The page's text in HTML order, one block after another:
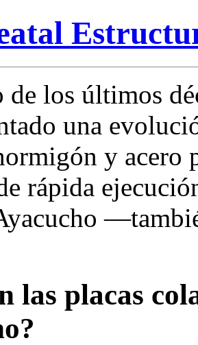
los últimos
una
y acero
rápida
las placas